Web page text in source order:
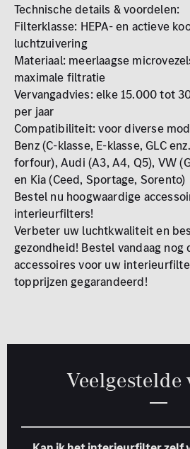
Technische details & voordelen:
Filterklasse: HEPA- en actieve
luchtzuivering
Materiaal: meerlaagse
maximale filtratie
Vervangadvies: elke 15.000 tot
per jaar
Compatibiliteit: voor diverse
Benz (C-klasse, E-klasse, GLC
forfour), Audi (A3, A4, Q5), VW
en Kia (Ceed, Sportage, Sorento)
Bestel nu hoogwaardige
interieurfilters!
Verbeter uw luchtkwaliteit en
gezondheid! Bestel vandaag
accessoires voor uw
topprijzen gegarandeerd!
Veelgestelde